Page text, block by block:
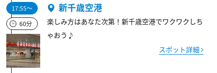
17:55～
60分
新千歳空港
楽しみ方はあなた次第！新千歳空港でワクワクしち
ゃおう♪
スポット詳細